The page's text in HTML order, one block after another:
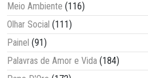
Meio Ambiente (116)
Olhar Social (111)
Painel (91)
Palavras de Amor e Vida (184)